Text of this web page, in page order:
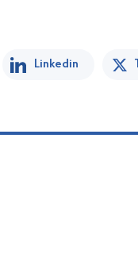
Linkedin